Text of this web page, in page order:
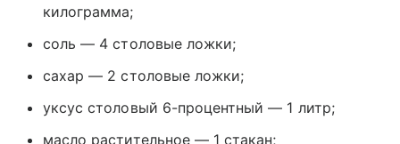
килограмма;
соль — 4 столовые ложки;
сахар — 2 столовые ложки;
уксус столовый 6-процентный — 1 литр;
масло растительное — 1 стакан;